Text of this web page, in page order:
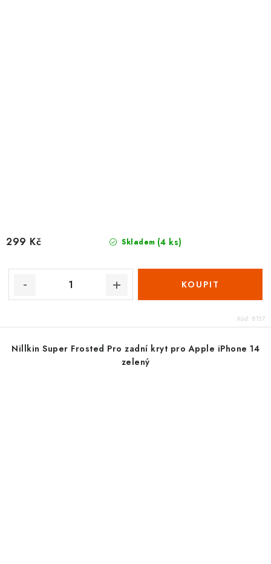
Skladem (4 ks)
299 Kč
Kód: 8157
Nillkin Super Frosted Pro zadní kryt pro Apple iPhone 14
zelený